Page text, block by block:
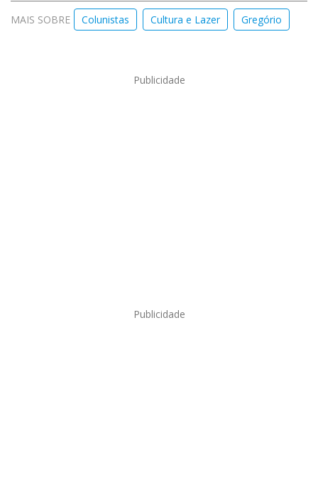
MAIS SOBRE Colunistas Cultura e Lazer Gregório
Publicidade
Publicidade